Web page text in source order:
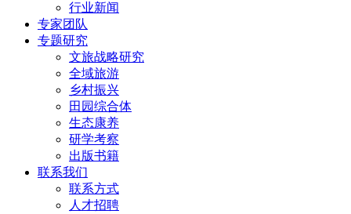
行业新闻
专家团队
专题研究
文旅战略研究
全域旅游
乡村振兴
田园综合体
生态康养
研学考察
出版书籍
联系我们
联系方式
人才招聘